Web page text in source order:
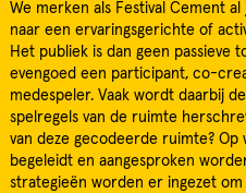
We merken als Festival Cement
naar een ervaringsgerichte of
Het publiek is dan geen passieve
evengoed een participant, co-
medespeler. Vaak wordt daarbij
spelregels van de ruimte
van deze gecodeerde ruimte?
begeleidt en aangesproken
strategieën worden er ingezet